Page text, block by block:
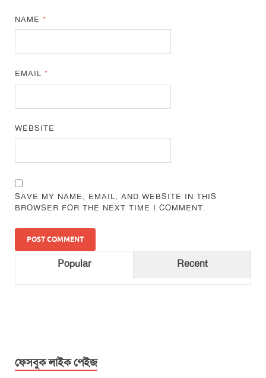
NAME*
EMAIL*
WEBSITE
SAVE MY NAME, EMAIL, AND WEBSITE IN THIS
BROWSER FOR THE NEXT TIME I COMMENT.
Popular Recent
ফেসবুক লাইক পেইজ